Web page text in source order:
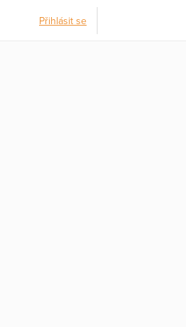
Přihlásit se